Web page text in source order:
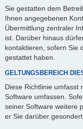
Sie gestatten dem
Ihnen angegebenen
Übermittlung zentraler
ist. Darüber hinaus
kontaktieren, sofern Sie
gestattet haben.
GELTUNGSBEREICH
Diese Richtlinie umfasst
Software umfassen.
seiner Software weitere
er Sie darüber